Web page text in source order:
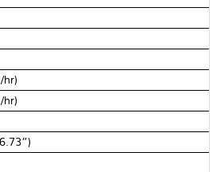
hr)
hr)